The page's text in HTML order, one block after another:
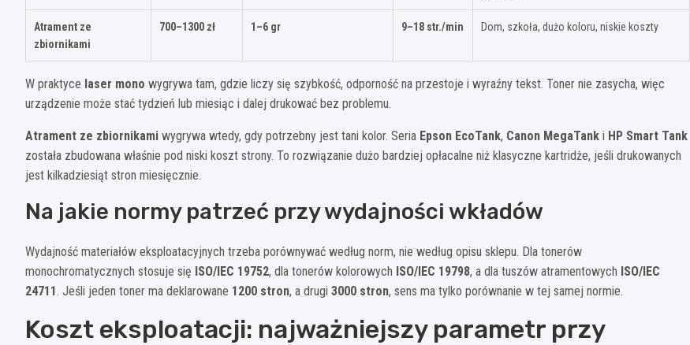
Atrament ze
zbiornikami
700–1300 zł 1–6 gr 9–18 str./min Dom, szkoła, dużo koloru, niskie koszty
W praktyce laser mono wygrywa tam, gdzie liczy się szybkość, odporność na przestoje i wyraźny tekst. Toner nie zasycha, więc
urządzenie może stać tydzień lub miesiąc i dalej drukować bez problemu.
Atrament ze zbiornikami wygrywa wtedy, gdy potrzebny jest tani kolor. Seria Epson EcoTank, Canon MegaTank i HP Smart Tank
została zbudowana właśnie pod niski koszt strony. To rozwiązanie dużo bardziej opłacalne niż klasyczne kartridże, jeśli drukowanych
jest kilkadziesiąt stron miesięcznie.
Na jakie normy patrzeć przy wydajności wkładów
Wydajność materiałów eksploatacyjnych trzeba porównywać według norm, nie według opisu sklepu. Dla tonerów
monochromatycznych stosuje się ISO/IEC 19752, dla tonerów kolorowych ISO/IEC 19798, a dla tuszów atramentowych ISO/IEC
24711. Jeśli jeden toner ma deklarowane 1200 stron, a drugi 3000 stron, sens ma tylko porównanie w tej samej normie.
Koszt eksploatacji: najważniejszy parametr przy